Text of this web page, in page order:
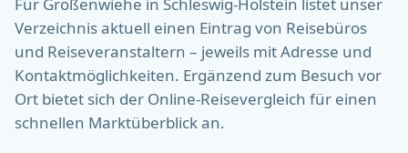
Für Großenwiehe in Schleswig-Holstein listet unser
Verzeichnis aktuell einen Eintrag von Reisebüros
und Reiseveranstaltern – jeweils mit Adresse und
Kontaktmöglichkeiten. Ergänzend zum Besuch vor
Ort bietet sich der Online-Reisevergleich für einen
schnellen Marktüberblick an.